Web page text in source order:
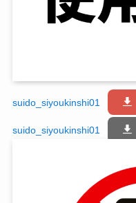
suido_siyoukinshi01
suido_siyoukinshi01